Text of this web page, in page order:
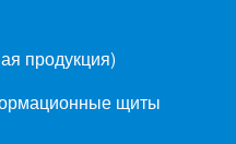
продукция)
щиты